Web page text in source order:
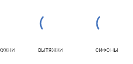
ВЫТЯЖКИ СИФОНЫ